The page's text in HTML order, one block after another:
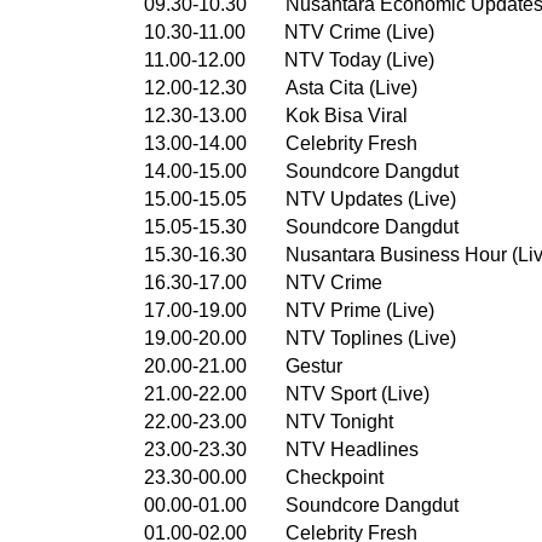
10.30-11.00 NTV Crime (Live)
11.00-12.00 NTV Today (Live)
12.00-12.30 Asta Cita (Live)
12.30-13.00 Kok Bisa Viral
13.00-14.00 Celebrity Fresh
14.00-15.00 Soundcore Dangdut
15.00-15.05 NTV Updates (Live)
15.05-15.30 Soundcore Dangdut
15.30-16.30 Nusantara Business Hour
16.30-17.00 NTV Crime
17.00-19.00 NTV Prime (Live)
19.00-20.00 NTV Toplines (Live)
20.00-21.00 Gestur
21.00-22.00 NTV Sport (Live)
22.00-23.00 NTV Tonight
23.00-23.30 NTV Headlines
23.30-00.00 Checkpoint
00.00-01.00 Soundcore Dangdut
01.00-02.00 Celebrity Fresh